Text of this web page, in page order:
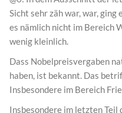
Sicht sehr zäh war, war,
es nämlich nicht im Bereich
wenig kleinlich.
Dass Nobelpreisvergaben
haben, ist bekannt. Das
Insbesondere im Bereich
Insbesondere im letzten Teil